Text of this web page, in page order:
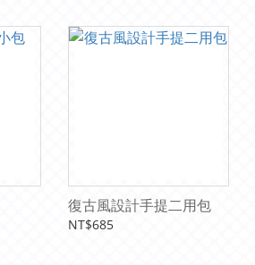
復古風設計手提二用包
NT$685